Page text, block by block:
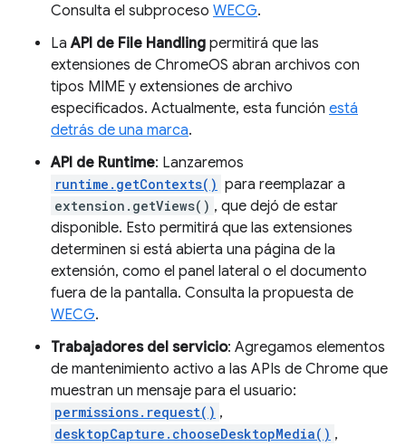
Consulta el subproceso WECG.
LaAPI de File Handling permitirá que las
extensiones de ChromeOS abran archivos con
tipos MIME y extensiones de archivo
especificados. Actualmente, esta función está
detrás de una marca.
API de Runtime: Lanzaremos
runtime.getContexts() para reemplazar a
extension.getViews() , que dejó de estar
disponible. Esto permitirá que las extensiones
determinen si está abierta una página de la
extensión, como el panel lateral o el documento
fuera de la pantalla. Consulta la propuesta de
WECG.
Trabajadores del servicio: Agregamos elementos
de mantenimiento activo a las APIs de Chrome que
muestran un mensaje para el usuario:
permissions.request() ,
desktopCapture.chooseDesktopMedia() ,